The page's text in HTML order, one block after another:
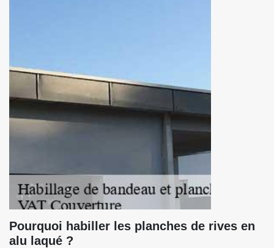
Pourquoi habiller les planches de rives en
alu laqué ?